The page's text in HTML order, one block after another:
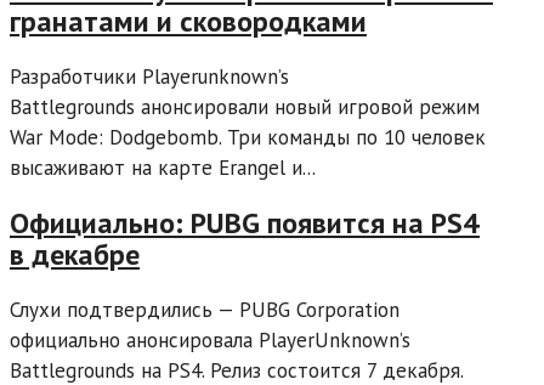
гранатами и сковородками
Разработчики Playerunknown’s
Battlegrounds анонсировали новый игровой режим
War Mode: Dodgebomb. Три команды по 10 человек
высаживают на карте Erangel и...
Официально: PUBG появится на PS4
в декабре
Слухи подтвердились — PUBG Corporation
официально анонсировала PlayerUnknown’s
Battlegrounds на PS4. Релиз состоится 7 декабря.